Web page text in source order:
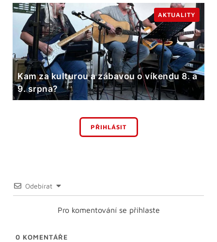
Kam za kulturou a zábavou o víkendu 8. a
9. srpna?
AKTUALITY
PŘIHLÁSIT
Odebírat
Pro komentování se přihlaste
0 KOMENTÁŘE